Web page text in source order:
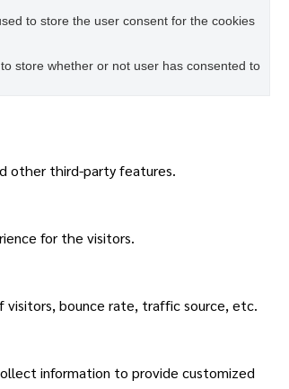
to store the user consent for the cookies
store whether or not user has consented to
other third-party features.
for the visitors.
bounce rate, traffic source, etc.
information to provide customized